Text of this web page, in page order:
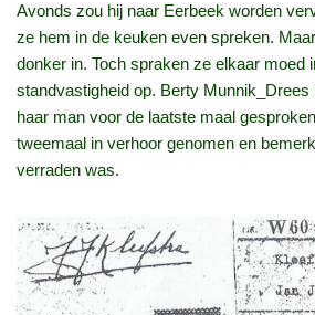
Avonds zou hij naar Eerbeek worden
ze hem in de keuken even spreken.
donker in. Toch spraken ze elkaar moed
standvastigheid op. Berty Munnik_Drees
haar man voor de laatste maal
tweemaal in verhoor genomen en
verraden was.